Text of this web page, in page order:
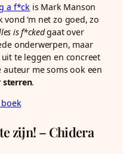
a f*ck is Mark Manson
‘m net zo goed, zo
is f*ckedgaat over
onderwerpen, maar
te leggen en concreet
me soms ook een
sterren.
zijn! – Chidera